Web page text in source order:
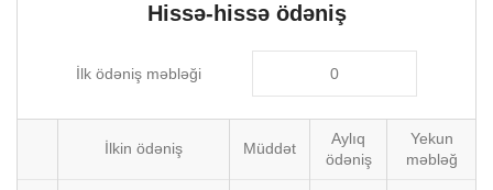
Hissə-hissə ödəniş
İlk ödəniş məbləği
İlkin ödəniş Müddət
Aylıq
ödəniş
Yekun
məbləğ